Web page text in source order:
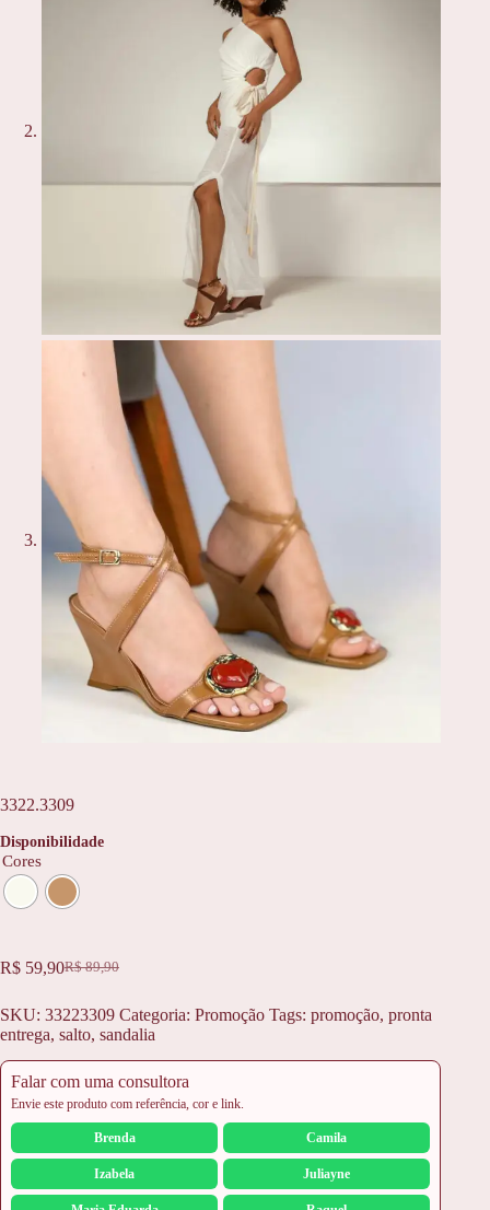
3322.3309
Disponibilidade
Cores
R$89,90
O
original
era:
R$ 59,90O
atual
é:
SKU: 33223309 Categoria: Promoção Tags: promoção, pronta
entrega, salto, sandalia
Falar com uma consultora
Envie este produto com referência, cor e link.
Brenda Camila
Izabela Juliayne